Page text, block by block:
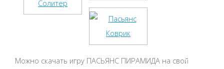
Можно скачать игру ПАСЬЯНС ПИРАМИДА на свой